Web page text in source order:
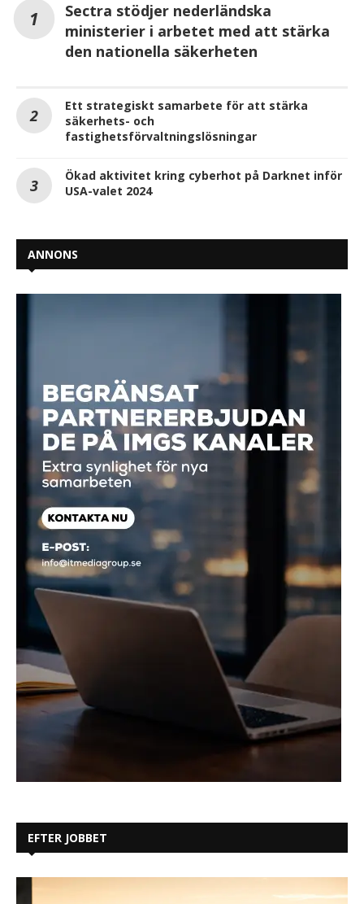
Sectra stödjer nederländska
ministerier i arbetet med att stärka
den nationella säkerheten
Ett strategiskt samarbete för att stärka
säkerhets- och
fastighetsförvaltningslösningar
Ökad aktivitet kring cyberhot på Darknet inför
USA-valet 2024
ANNONS
EFTER JOBBET